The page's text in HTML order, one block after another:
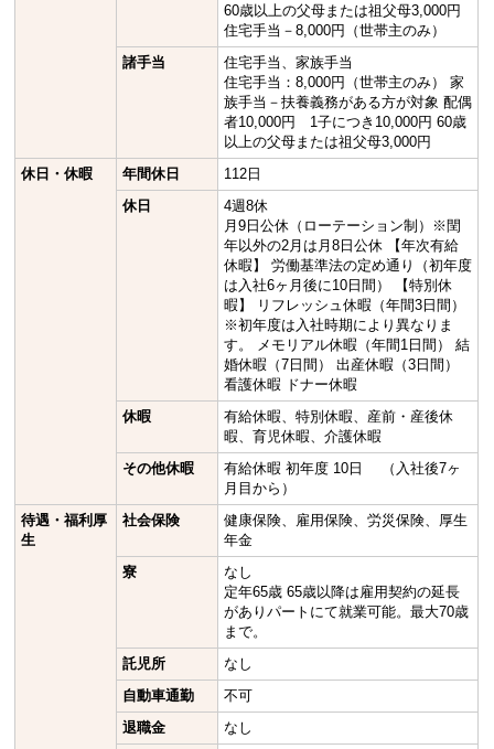
60歳以上の父母または祖父母3,000円
住宅手当－8,000円（世帯主のみ）
諸手当
住宅手当、家族手当
住宅手当：8,000円（世帯主のみ） 家
族手当－扶養義務がある方が対象 配偶
者10,000円 1子につき10,000円 60歳
以上の父母または祖父母3,000円
休日・休暇
年間休日
112日
休日
4週8休
月9日公休（ローテーション制）※閏
年以外の2月は月8日公休 【年次有給
休暇】 労働基準法の定め通り（初年度
は入社6ヶ月後に10日間） 【特別休
暇】 リフレッシュ休暇（年間3日間）
※初年度は入社時期により異なりま
す。 メモリアル休暇（年間1日間） 結
婚休暇（7日間） 出産休暇（3日間）
看護休暇 ドナー休暇
休暇
有給休暇、特別休暇、産前・産後休
暇、育児休暇、介護休暇
その他休暇
有給休暇 初年度 10日 （入社後7ヶ
月目から）
待遇・福利厚
生
社会保険
健康保険、雇用保険、労災保険、厚生
年金
寮
なし
定年65歳 65歳以降は雇用契約の延長
がありパートにて就業可能。最大70歳
まで。
託児所
なし
自動車通勤
不可
退職金
なし